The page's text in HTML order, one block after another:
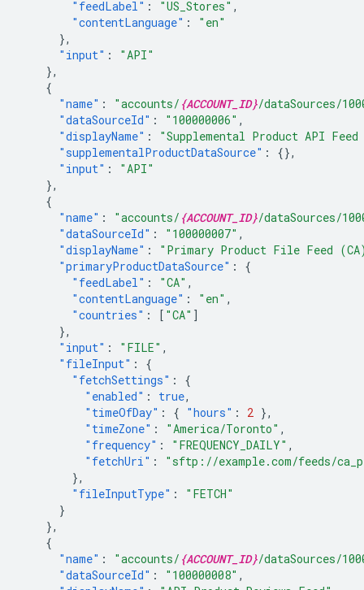
"feedLabel" : "US_Stores" ,
"contentLanguage" :
"en"
},
"input" :
"API"
},
{
"name" : "accounts/ {ACCOUNT_ID}/dataSources/
"dataSourceId" : "100000006" ,
"displayName" :
"Supplemental Product API
"supplementalProductDataSource" :
{},
"input" :
"API"
},
{
"name" : "accounts/ {ACCOUNT_ID}/dataSources/
"dataSourceId" : "100000007" ,
"displayName" :
"Primary Product File Feed
"primaryProductDataSource" :
{
"feedLabel" : "CA" ,
"contentLanguage" : "en" ,
"countries" : [ "CA" ]
},
"input" : "FILE" ,
"fileInput" :
{
"fetchSettings" :
{
"enabled" : true,
"timeOfDay" : { "hours" : 2 },
"timeZone" : "America/Toronto" ,
"frequency" : "FREQUENCY_DAILY" ,
"fetchUri" :
"sftp://example.com/feeds/
},
"fileInputType" :
"FETCH"
}
},
{
"name" : "accounts/ {ACCOUNT_ID}/dataSources/
"dataSourceId" : "100000008" ,